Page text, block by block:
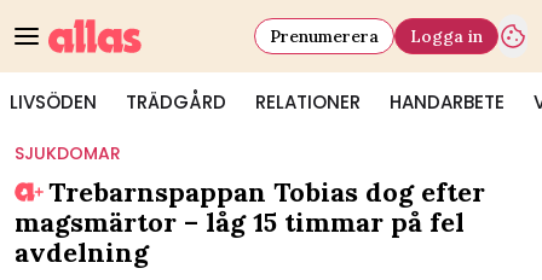
LIVSÖDEN TRÄDGÅRD RELATIONER HANDARBETE
Prenumerera Logga in
SJUKDOMAR
Trebarnspappan Tobias dog efter
magsmärtor – låg 15 timmar på fel
avdelning